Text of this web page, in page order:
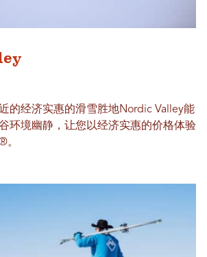
的经济实惠的滑雪胜地Nordic Valley能
环境幽静，让您以经济实惠的价格体验
。